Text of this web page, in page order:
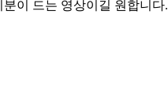
이 드는 영상이길 원합니다.